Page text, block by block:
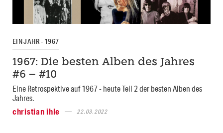
EIN JAHR - 1967
1967: Die besten Alben des Jahres
#6 – #10
Eine Retrospektive auf 1967 - heute Teil 2 der besten Alben des
Jahres.
christian ihle
22.03.2022